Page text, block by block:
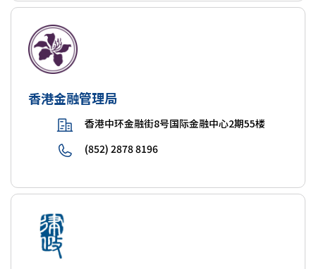
香港金融管理局
香港中环金融街8号国际金融中心2期55楼
(852) 2878 8196